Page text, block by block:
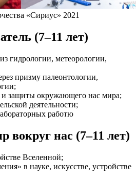
«Сириус» 2021
(7–11 лет)
гидрологии, метеорологии,
призму палеонтологии,
и защиты окружающего нас мира;
деятельности;
работю
вокруг нас (7–11 лет)
Вселенной;
в науке, искусстве, устройстве